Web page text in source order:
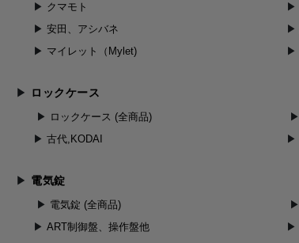
クマモト
安田、アシバネ
マイレット（Mylet)
ロックケース
ロックケース (全商品)
古代,KODAI
電気錠
電気錠 (全商品)
ART制御盤、操作盤他